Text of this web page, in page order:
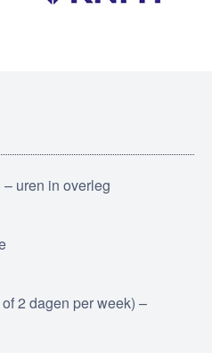
uren in overleg
2 dagen per week) –